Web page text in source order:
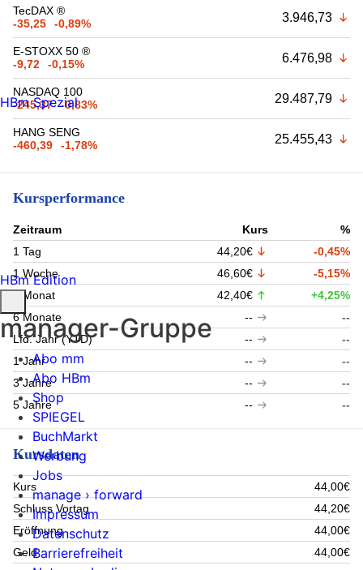
TecDAX ®
-35,25
-0,89% 3.946,73
E-STOXX 50 ®
-9,72
-0,15% 6.476,98
NASDAQ 100
-245,37
-0,83% 29.487,79
HANG SENG
-460,39
-1,78% 25.455,43
Kursperformance
Zeitraum Kurs
%
1 Tag
44,20€
-0,45%
1 Woche
46,60€
-5,15%
1 Monat
42,40€
+4,25%
6 Monate
--
--
Lfd. Jahr (YTD)
--
--
1 Jahr
--
--
3 Jahre
--
--
5 Jahre
-- --
Kursdaten
Kurs
44,00€
Schluss Vortag
44,20€
Eröffnung
44,00€
Geld
44,00€
HBm Spezial
HBm Edition
manager-Gruppe
Abo mm
Abo HBm
Shop
SPIEGEL
BuchMarkt
Werbung
Jobs
manage › forward
Impressum
Datenschutz
Barrierefreiheit